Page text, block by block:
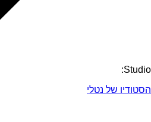
Studio:
הסטודיו של נטלי